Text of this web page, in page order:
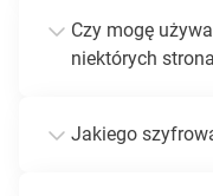
Czy mogę
niektórych
Jakiego